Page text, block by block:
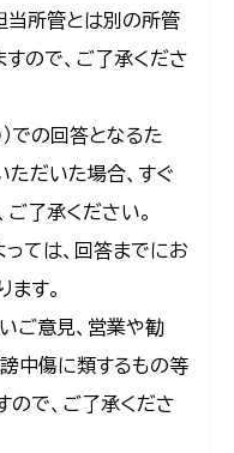
当所管とは別の所管
ので、ご了承くださ
での回答となるた
ただいた場合、すぐ
了承ください。
ては、回答までにお
す。
ご意見、営業や勧
中傷に類するもの等
ので、ご了承くださ